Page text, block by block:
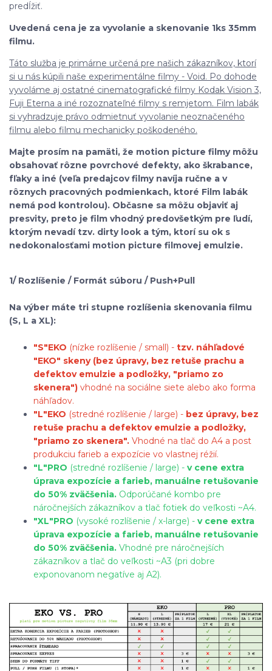
predĺžiť.
Uvedená cena je za vyvolanie a skenovanie 1ks 35mm
filmu.
Táto služba je primárne určená pre našich zákazníkov, ktorí
si u nás kúpili naše experimentálne filmy - Void. Po dohode
vyvoláme aj ostatné cinematografické filmy Kodak Vision 3,
Fuji Eterna a iné rozoznateľné filmy s remjetom. Film labák
si vyhradzuje právo odmietnuť vyvolanie neoznačeného
filmu alebo filmu mechanicky poškodeného.
Majte prosím na pamäti, že motion picture filmy môžu
obsahovať rôzne povrchové defekty, ako škrabance,
fľaky a iné (veľa predajcov filmy navíja ručne a v
rôznych pracovných podmienkach, ktoré Film labák
nemá pod kontrolou). Občasne sa môžu objaviť aj
presvity, preto je film vhodný predovšetkým pre ľudí,
ktorým nevadí tzv. dirty look a tým, ktorí su ok s
nedokonalosťami motion picture filmovej emulzie.
1/ Rozlíšenie / Formát súboru / Push+Pull
Na výber máte tri stupne rozlíšenia skenovania filmu
(S, L a XL):
"S"EKO (nízke rozlíšenie / small) - tzv. náhľadové
"EKO" skeny (bez úpravy, bez retuše prachu a
defektov emulzie a podložky, "priamo zo
skenera") vhodné na sociálne siete alebo ako forma
náhľadov.
"L"EKO (stredné rozlíšenie / large) - bez úpravy, bez
retuše prachu a defektov emulzie a podložky,
"priamo zo skenera". Vhodné na tlač do A4 a post
produkciu farieb a expozície vo vlastnej réžií.
"L"PRO (stredné rozlíšenie / large) - v cene extra
úprava expozície a farieb, manuálne retušovanie
do 50% zväčšenia. Odporúčané kombo pre
náročnejších zákazníkov a tlač fotiek do veľkosti ~A4.
"XL"PRO (vysoké rozlíšenie / x-large) - v cene extra
úprava expozície a farieb, manuálne retušovanie
do 50% zväčšenia. Vhodné pre náročnejších
zákazníkov a tlač do veľkosti ~A3 (pri dobre
exponovanom negatíve aj A2).